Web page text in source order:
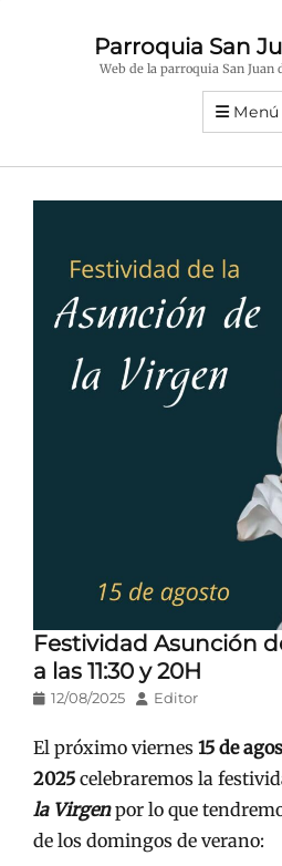
Parroquia San
Web de la parroquia San Juan
Menú
Festividad Asunción
a las 11:30 y 20H
Publicado
12/08/2025 AutorEditor
El próximo viernes 15 de
2025 celebraremos la
la Virgenpor lo que
de los domingos de verano: